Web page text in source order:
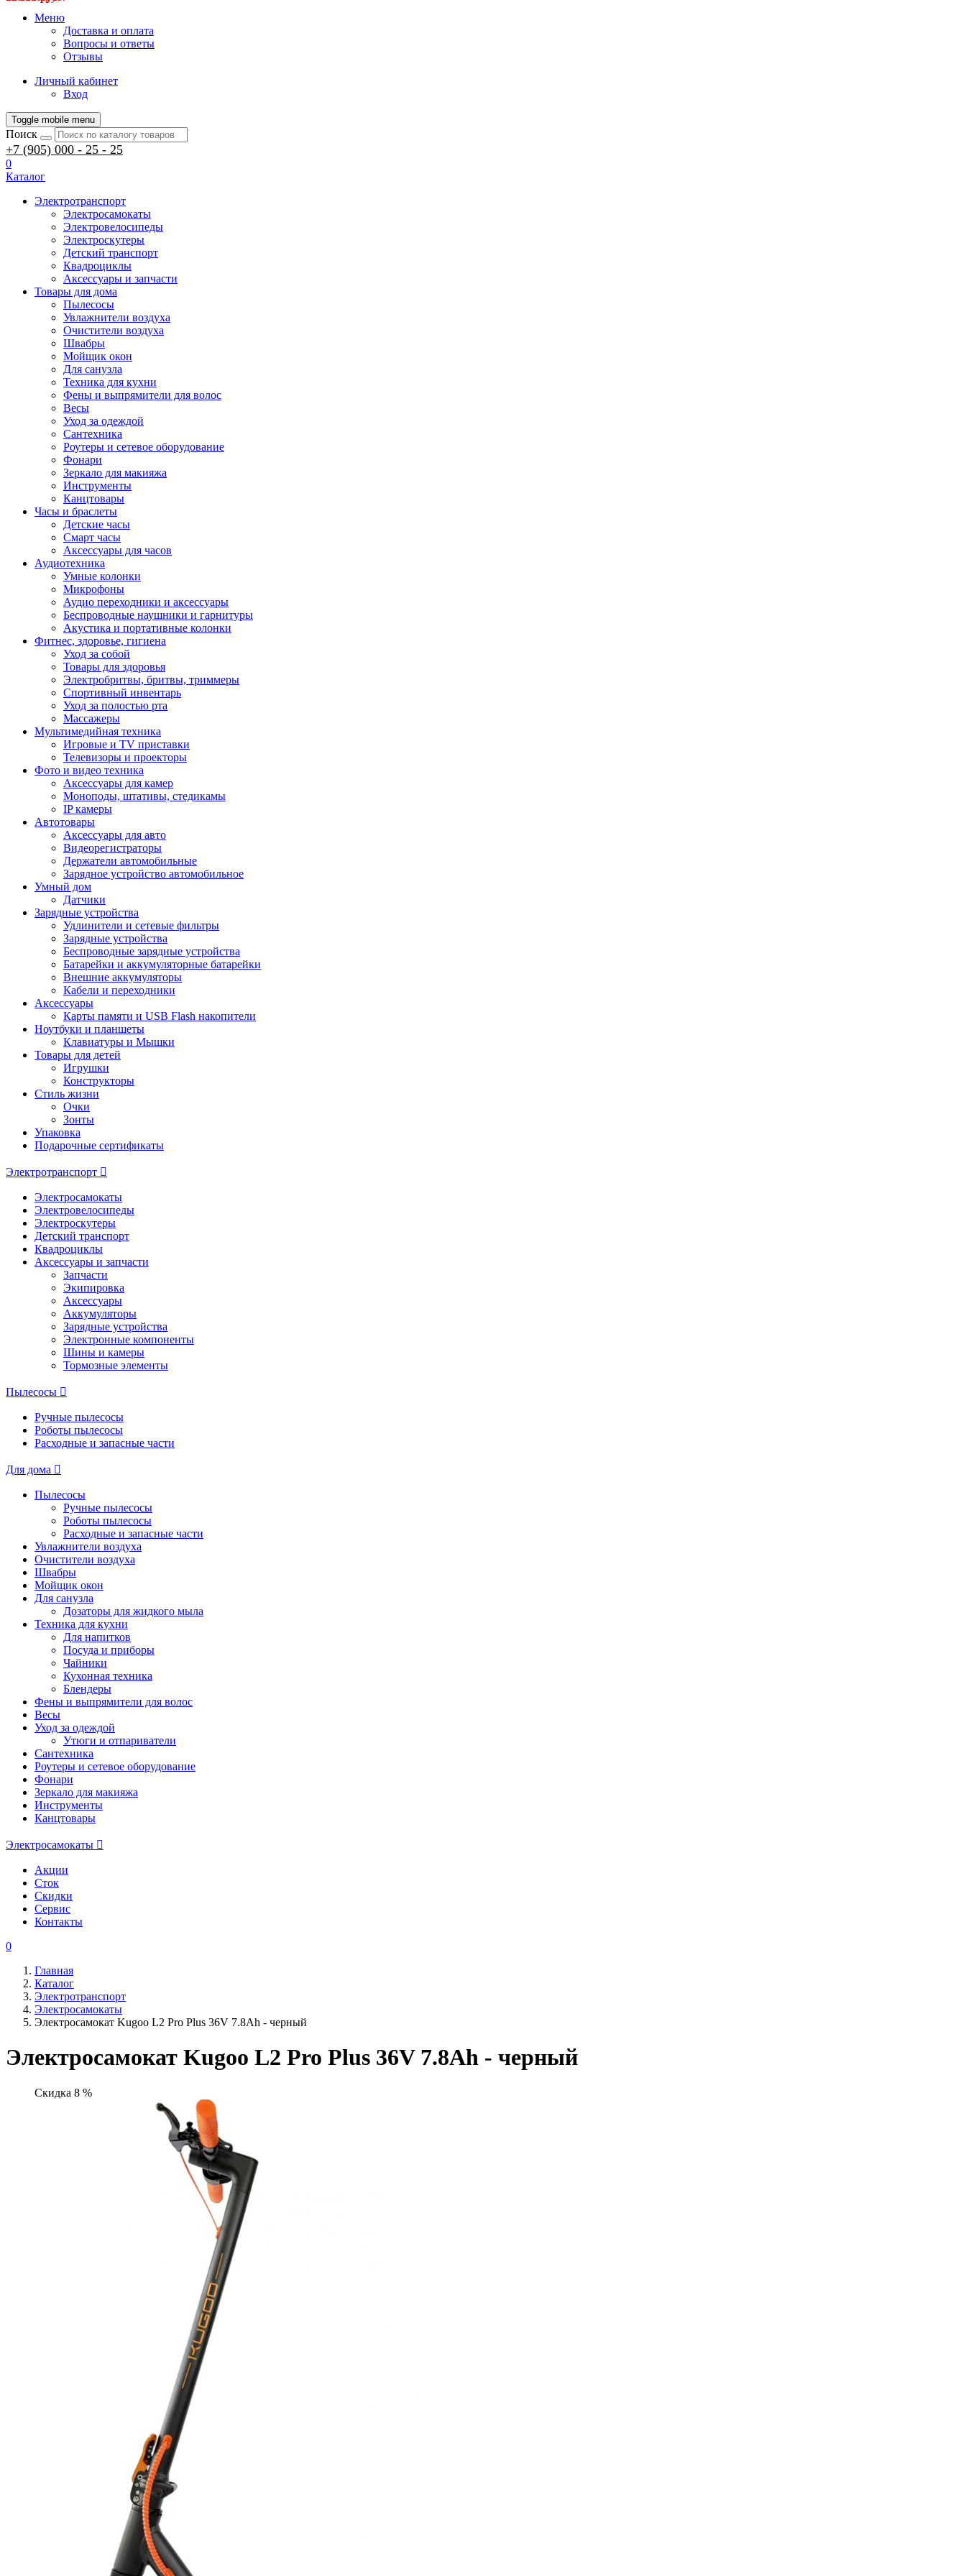
Меню
Доставка и оплата
Вопросы и ответы
Отзывы
Личный кабинет
Вход
Toggle mobile menu
Поиск
+7 (905) 000 - 25 - 25
0
Каталог
Электротранспорт
Электросамокаты
Электровелосипеды
Электроскутеры
Детский транспорт
Квадроциклы
Аксессуары и запчасти
Товары для дома
Пылесосы
Увлажнители воздуха
Очистители воздуха
Швабры
Мойщик окон
Для санузла
Техника для кухни
Фены и выпрямители для волос
Весы
Уход за одеждой
Сантехника
Роутеры и сетевое оборудование
Фонари
Зеркало для макияжа
Инструменты
Канцтовары
Часы и браслеты
Детские часы
Смарт часы
Аксессуары для часов
Аудиотехника
Умные колонки
Микрофоны
Аудио переходники и аксессуары
Беспроводные наушники и гарнитуры
Акустика и портативные колонки
Фитнес, здоровье, гигиена
Уход за собой
Товары для здоровья
Электробритвы, бритвы, триммеры
Спортивный инвентарь
Уход за полостью рта
Массажеры
Мультимедийная техника
Игровые и TV приставки
Телевизоры и проекторы
Фото и видео техника
Аксессуары для камер
Моноподы, штативы, стедикамы
IP камеры
Автотовары
Аксессуары для авто
Видеорегистраторы
Держатели автомобильные
Зарядное устройство автомобильное
Умный дом
Датчики
Зарядные устройства
Удлинители и сетевые фильтры
Зарядные устройства
Беспроводные зарядные устройства
Батарейки и аккумуляторные батарейки
Внешние аккумуляторы
Кабели и переходники
Аксессуары
Карты памяти и USB Flash накопители
Ноутбуки и планшеты
Клавиатуры и Мышки
Товары для детей
Игрушки
Конструкторы
Стиль жизни
Очки
Зонты
Упаковка
Подарочные сертификаты
Электротранспорт
Электросамокаты
Электровелосипеды
Электроскутеры
Детский транспорт
Квадроциклы
Аксессуары и запчасти
Запчасти
Экипировка
Аксессуары
Аккумуляторы
Зарядные устройства
Электронные компоненты
Шины и камеры
Тормозные элементы
Пылесосы
Ручные пылесосы
Роботы пылесосы
Расходные и запасные части
Для дома
Пылесосы
Ручные пылесосы
Роботы пылесосы
Расходные и запасные части
Увлажнители воздуха
Очистители воздуха
Швабры
Мойщик окон
Для санузла
Дозаторы для жидкого мыла
Техника для кухни
Для напитков
Посуда и приборы
Чайники
Кухонная техника
Блендеры
Фены и выпрямители для волос
Весы
Уход за одеждой
Утюги и отпариватели
Сантехника
Роутеры и сетевое оборудование
Фонари
Зеркало для макияжа
Инструменты
Канцтовары
Электросамокаты
Акции
Сток
Скидки
Сервис
Контакты
0
Главная
Каталог
Электротранспорт
Электросамокаты
Электросамокат Kugoo L2 Pro Plus 36V 7.8Ah - черный
Электросамокат Kugoo L2 Pro Plus 36V 7.8Ah - черный
Скидка 8 %